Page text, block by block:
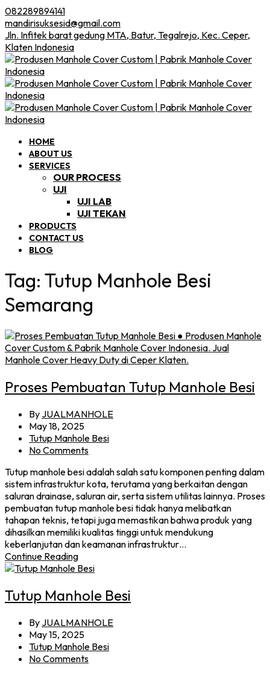
082289894141
mandirisuksesid@gmail.com
Jln. Infitek barat gedung MTA, Batur, Tegalrejo, Kec. Ceper,
Klaten Indonesia
HOME
ABOUT US
SERVICES
OUR PROCESS
UJI
UJI LAB
UJI TEKAN
PRODUCTS
CONTACT US
BLOG
Tag: Tutup Manhole Besi
Semarang
Proses Pembuatan Tutup Manhole Besi
By JUALMANHOLE
May 18, 2025
Tutup Manhole Besi
No Comments
Tutup manhole besi adalah salah satu komponen penting dalam
sistem infrastruktur kota, terutama yang berkaitan dengan
saluran drainase, saluran air, serta sistem utilitas lainnya. Proses
pembuatan tutup manhole besi tidak hanya melibatkan
tahapan teknis, tetapi juga memastikan bahwa produk yang
dihasilkan memiliki kualitas tinggi untuk mendukung
keberlanjutan dan keamanan infrastruktur…
Continue Reading
Tutup Manhole Besi
By JUALMANHOLE
May 15, 2025
Tutup Manhole Besi
No Comments